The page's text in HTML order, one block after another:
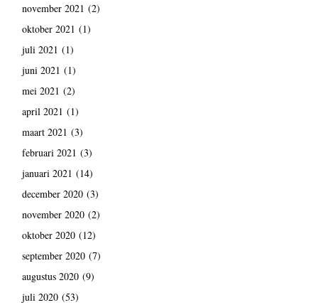
november 2021 (2)
oktober 2021 (1)
juli 2021 (1)
juni 2021 (1)
mei 2021 (2)
april 2021 (1)
maart 2021 (3)
februari 2021 (3)
januari 2021 (14)
december 2020(3)
november 2020(2)
oktober 2020(12)
september 2020(7)
augustus 2020(9)
juli 2020(53)